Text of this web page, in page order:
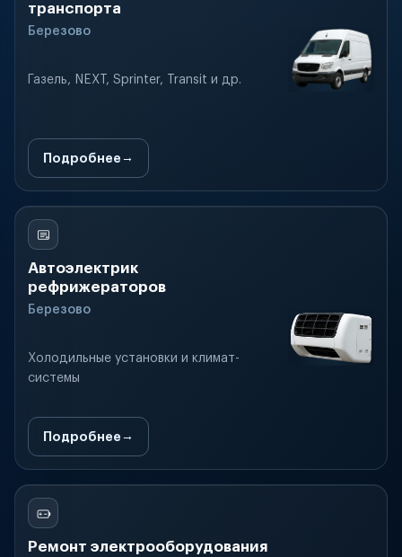
транспорта
Березово
Газель, NEXT, Sprinter, Transit и др.
Подробнее
Автоэлектрик
рефрижераторов
Березово
Холодильные установки и климат-
системы
Подробнее
Ремонт электрооборудования